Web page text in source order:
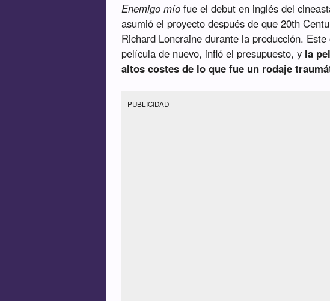
Enemigo mío fue el debut en inglés del
asumió el proyecto después de que 20th
Richard Loncraine durante la producción.
película de nuevo, infló el presupuesto, y la
altos costes de lo que fue un rodaje
PUBLICIDAD